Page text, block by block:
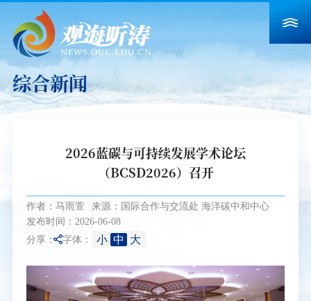
综合新闻
2026蓝碳与可持续发展学术论坛
（BCSD2026）召开
作者：马雨萱
来源：国际合作与交流处 海洋碳中和中心
发布时间：2026-06-08
分享： 字体： 小 中 大